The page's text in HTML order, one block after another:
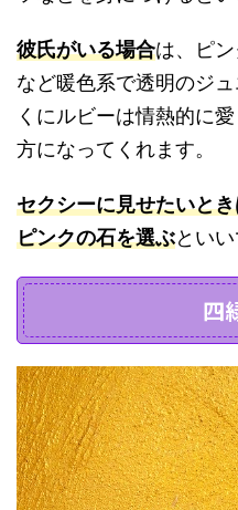
彼氏がいる場合は、ピ
など暖色系で透明のジ
くにルビーは情熱的に
方になってくれます。
セクシーに見せたいと
ピンクの石を選ぶといい
四